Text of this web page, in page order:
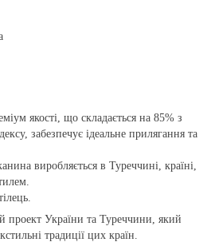
якості, що складається на 85% з
забезпечує ідеальне прилягання та
виробляється в Туреччині, країні,
проект України та Туреччини, який
традиції цих країн.